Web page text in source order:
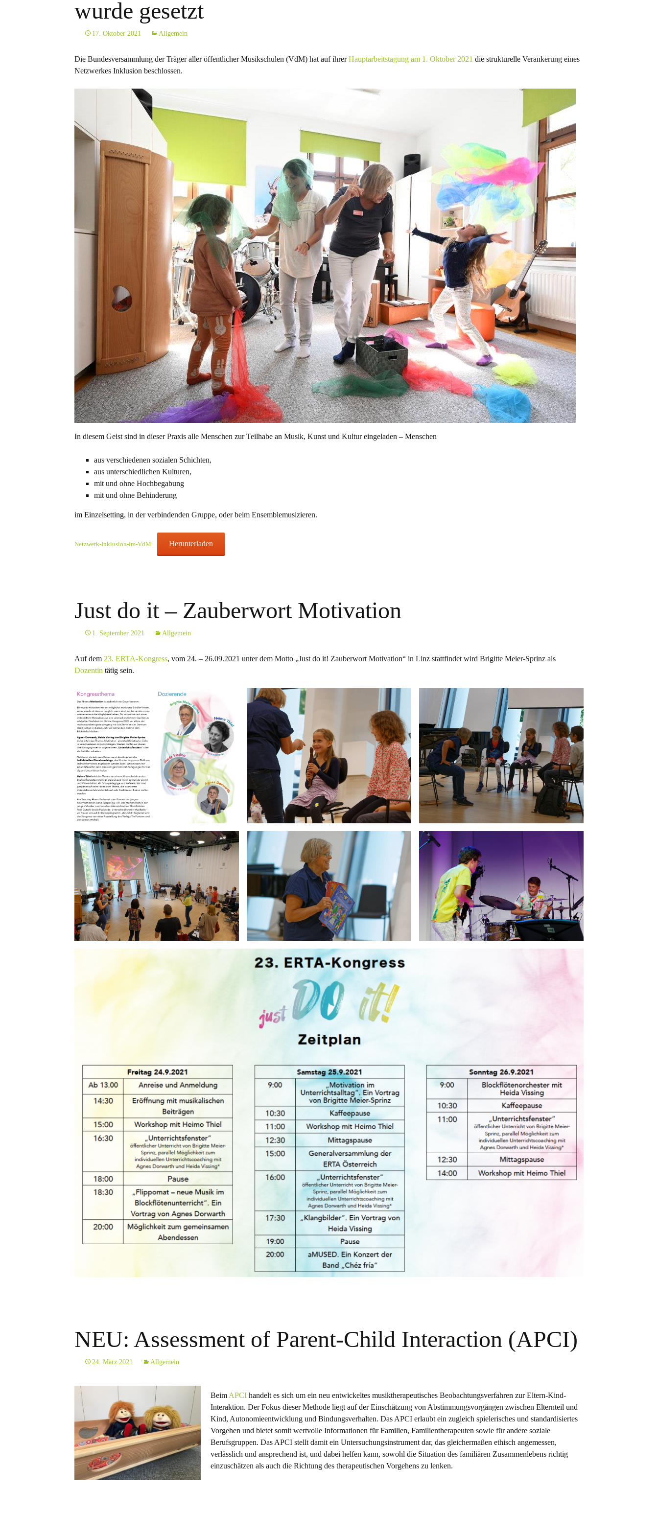
Musiktherapie hilfreich
sein?
Ziele
Gibt es Vorbedingungen
zur Teilnahme?
Finanzierung
wurde gesetzt
17. Oktober 2021 Allgemein
Die Bundesversammlung der Träger aller öffentlicher Musikschulen (VdM) hat auf ihrerHauptarbeitstagung am 1. Oktober 2021 die strukturelle Verankerung eines
Netzwerkes Inklusion beschlossen.
In diesem Geist sind in dieser Praxis alle Menschen zur Teilhabe an Musik, Kunst und Kultur eingeladen – Menschen
aus verschiedenen sozialen Schichten,
aus unterschiedlichen Kulturen,
mit und ohne Hochbegabung
mit und ohne Behinderung
im Einzelsetting, in der verbindenden Gruppe, oder beim Ensemblemusizieren.
Netzwerk-Inklusion-im-VdM Herunterladen
Just do it – Zauberwort Motivation
1. September 2021 Allgemein
Auf dem 23. ERTA-Kongress, vom 24. – 26.09.2021 unter dem Motto „Just do it! Zauberwort Motivation“ in Linz stattfindet wird Brigitte Meier-Sprinz als
Dozentin tätig sein.
NEU: Assessment of Parent-Child Interaction (APCI)
24. März 2021 Allgemein
Beim APCI handelt es sich um ein neu entwickeltes musiktherapeutisches Beobachtungsverfahren zur Eltern-Kind-
Interaktion. Der Fokus dieser Methode liegt auf der Einschätzung von Abstimmungsvorgängen zwischen Elternteil und
Kind, Autonomieentwicklung und Bindungsverhalten. Das APCI erlaubt ein zugleich spielerisches und standardisiertes
Vorgehen und bietet somit wertvolle Informationen für Familien, Familientherapeuten sowie für andere soziale
Berufsgruppen. Das APCI stellt damit ein Untersuchungsinstrument dar, das gleichermaßen ethisch angemessen,
verlässlich und ansprechend ist, und dabei helfen kann, sowohl die Situation des familiären Zusammenlebens richtig
einzuschätzen als auch die Richtung des therapeutischen Vorgehens zu lenken.